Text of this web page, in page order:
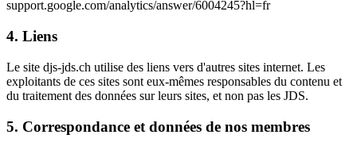
support.google.com/analytics/answer/6004245?hl=fr
4. Liens
Le site djs-jds.ch utilise des liens vers d'autres sites internet. Les
exploitants de ces sites sont eux-mêmes responsables du contenu et
du traitement des données sur leurs sites, et non pas les JDS.
5. Correspondance et données de nos membres